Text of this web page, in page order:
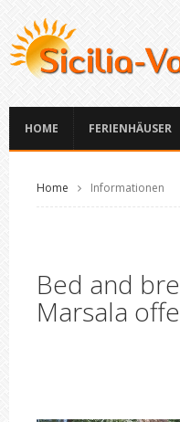
HOME FERIENHÄUSER
Home Informationen
Bed and
Marsala